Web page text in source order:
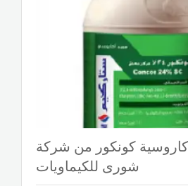
كونكور من شركة
شورى للكيماويات